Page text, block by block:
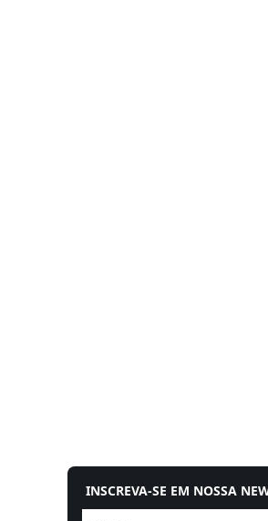
INSCREVA-SE EM NOSSA